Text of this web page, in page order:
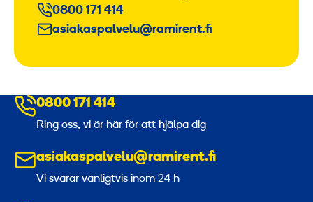
0800 171 414
asiakaspalvelu@ramirent.fi
0800 171 414
Ring oss, vi är här för att hjälpa dig
asiakaspalvelu@ramirent.fi
Vi svarar vanligtvis inom 24 h